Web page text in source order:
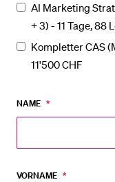
AI Marketing
+ 3) - 11 Tage, 88
Kompletter CAS
11'500 CHF
NAME *
VORNAME *
Bibliothek
Sportangebot
Anmeldung und